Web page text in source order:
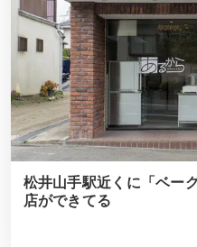
松井山手駅近くに「ベー
店ができてる